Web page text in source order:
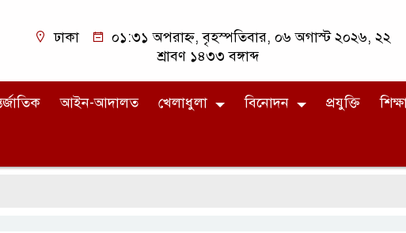
ঢাকা
০১:৩১ অপরাহ্ন, বৃহস্পতিবার, ০৬ অগাস্ট ২০২৬, ২২
শ্রাবণ ১৪৩৩ বঙ্গাব্দ
আইন-আদালত খেলাধুলা বিনোদন প্রযুক্তি